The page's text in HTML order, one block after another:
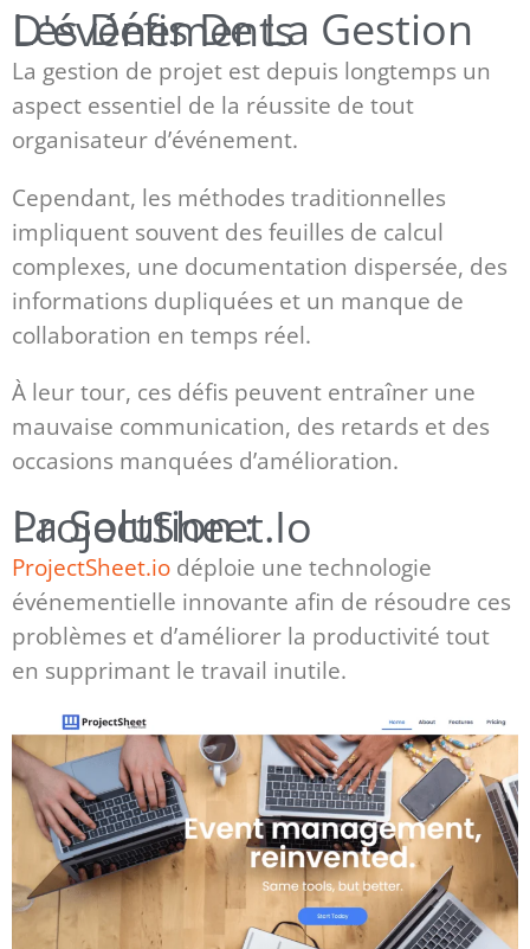
Les Défis De La Gestion D'événements
La gestion de projet est depuis longtemps un
aspect essentiel de la réussite de tout
organisateur d’événement.
Cependant, les méthodes traditionnelles
impliquent souvent des feuilles de calcul
complexes, une documentation dispersée, des
informations dupliquées et un manque de
collaboration en temps réel.
À leur tour, ces défis peuvent entraîner une
mauvaise communication, des retards et des
occasions manquées d’amélioration.
La Solution : ProjectSheet.io
ProjectSheet.io déploie une technologie
événementielle innovante afin de résoudre ces
problèmes et d’améliorer la productivité tout
en supprimant le travail inutile.